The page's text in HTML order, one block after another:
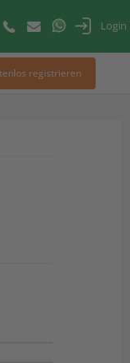
Login
registrieren